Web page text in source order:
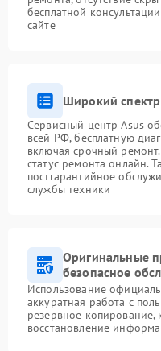
бесплатной
сайте
Широкий спектр
Сервисный центр Asus
всей РФ, бесплатную
включая срочный
статус ремонта онлайн.
постгарантийное
службы техники
Оригинальные
безопасное
Использование
аккуратная работа с
резервное
восстановление